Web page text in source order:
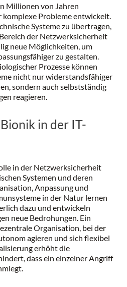
Millionen von Jahren
komplexe Probleme entwickelt.
Systeme zu übertragen,
der Netzwerksicherheit
neue Möglichkeiten, um
zu gestalten.
Prozesse können
nicht nur widerstandsfähiger
sondern auch selbstständig
reagieren.
in der IT-
in der Netzwerksicherheit
Systemen und deren
Anpassung und
in der Natur lernen
dazu und entwickeln
neue Bedrohungen. Ein
Organisation, bei der
agieren und sich flexibel
erhöht die
dass ein einzelner Angriff